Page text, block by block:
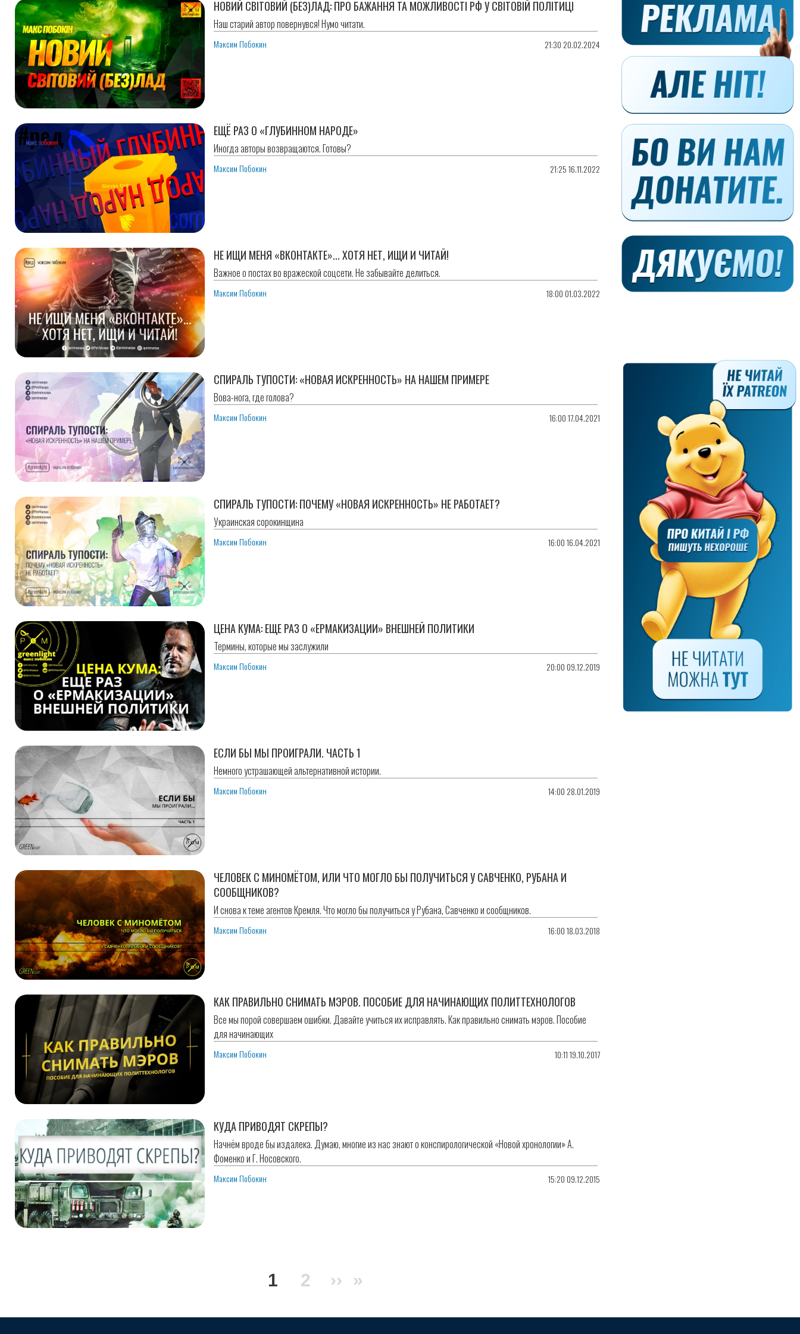
НОВИЙ СВІТОВИЙ (БЕЗ)ЛАД: ПРО БАЖАННЯ ТА МОЖЛИВОСТІ РФ У СВІТОВІЙ ПОЛІТИЦІ
Наш старий автор повернувся! Нумо читати.
Максим Побокин 21:30 20.02.2024
ЕЩЁ РАЗ О «ГЛУБИННОМ НАРОДЕ»
Иногда авторы возвращаются. Готовы?
Максим Побокин 21:25 16.11.2022
НЕ ИЩИ МЕНЯ «ВКОНТАКТЕ»... ХОТЯ НЕТ, ИЩИ И ЧИТАЙ!
Важное о постах во вражеской соцсети. Не забывайте делиться.
Максим Побокин 18:00 01.03.2022
СПИРАЛЬ ТУПОСТИ: «НОВАЯ ИСКРЕННОСТЬ» НА НАШЕМ ПРИМЕРЕ
Вова-нога, где голова?
Максим Побокин 16:00 17.04.2021
СПИРАЛЬ ТУПОСТИ: ПОЧЕМУ «НОВАЯ ИСКРЕННОСТЬ» НЕ РАБОТАЕТ?
Украинская сорокинщина
Максим Побокин 16:00 16.04.2021
ЦЕНА КУМА: ЕЩЕ РАЗ О «ЕРМАКИЗАЦИИ» ВНЕШНЕЙ ПОЛИТИКИ
Термины, которые мы заслужили
Максим Побокин 20:00 09.12.2019
ЕСЛИ БЫ МЫ ПРОИГРАЛИ. ЧАСТЬ 1
Немного устрашающей альтернативной истории.
Максим Побокин 14:00 28.01.2019
ЧЕЛОВЕК С МИНОМЁТОМ, ИЛИ ЧТО МОГЛО БЫ ПОЛУЧИТЬСЯ У САВЧЕНКО, РУБАНА И
СООБЩНИКОВ?
И снова к теме агентов Кремля. Что могло бы получиться у Рубана, Савченко и сообщников.
Максим Побокин 16:00 18.03.2018
КАК ПРАВИЛЬНО СНИМАТЬ МЭРОВ. ПОСОБИЕ ДЛЯ НАЧИНАЮЩИХ ПОЛИТТЕХНОЛОГОВ
Все мы порой совершаем ошибки. Давайте учиться их исправлять. Как правильно снимать мэров. Пособие
для начинающих
Максим Побокин 10:11 19.10.2017
КУДА ПРИВОДЯТ СКРЕПЫ?
Начнём вроде бы издалека. Думаю, многие из нас знают о конспирологической «Новой хронологии» А.
Фоменко и Г. Носовского.
Максим Побокин 15:20 09.12.2015
Поточна
1 Сторінка
2
Наступна
››
Остання
»